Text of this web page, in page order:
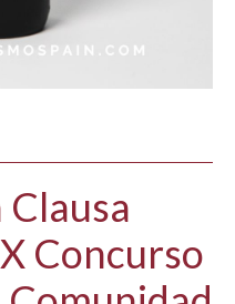
Concurso